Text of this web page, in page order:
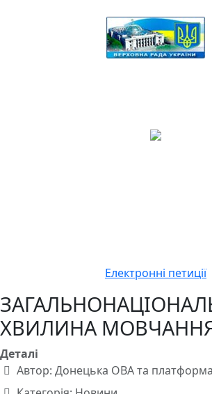
Електронні петиції
ХВИЛИНА
Деталі
Автор: Донецька ОВА та